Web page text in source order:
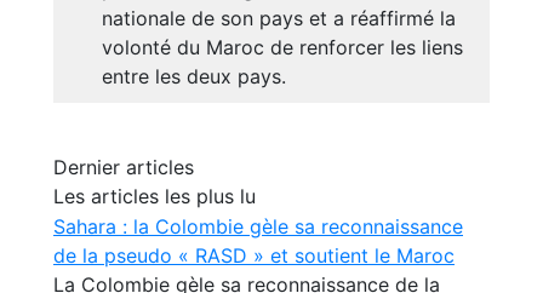
nationale de son pays et a réaffirmé la
volonté du Maroc de renforcer les liens
entre les deux pays.
Dernier articles
Les articles les plus lu
Sahara : la Colombie gèle sa reconnaissance
de la pseudo « RASD » et soutient le Maroc
La Colombie gèle sa reconnaissance de la